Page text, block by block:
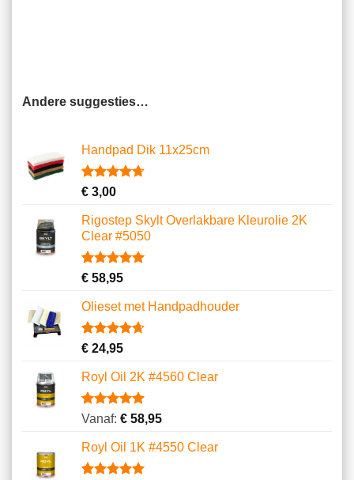
Andere suggesties…
Handpad Dik 11x25cm
Gewaardeerd
gebaseerd
op
10
klantbeoordelingen
€3,00
Rigostep Skylt Overlakbare Kleurolie 2K
Clear #5050
Gewaardeerd
gebaseerd
op
1
klantbeoordeling
€58,95
Olieset met Handpadhouder
Gewaardeerd
gebaseerd
op
11
klantbeoordelingen
€24,95
Royl Oil 2K #4560 Clear
Gewaardeerd
gebaseerd
op
4
klantbeoordelingen
Vanaf: €58,95
Royl Oil 1K #4550 Clear